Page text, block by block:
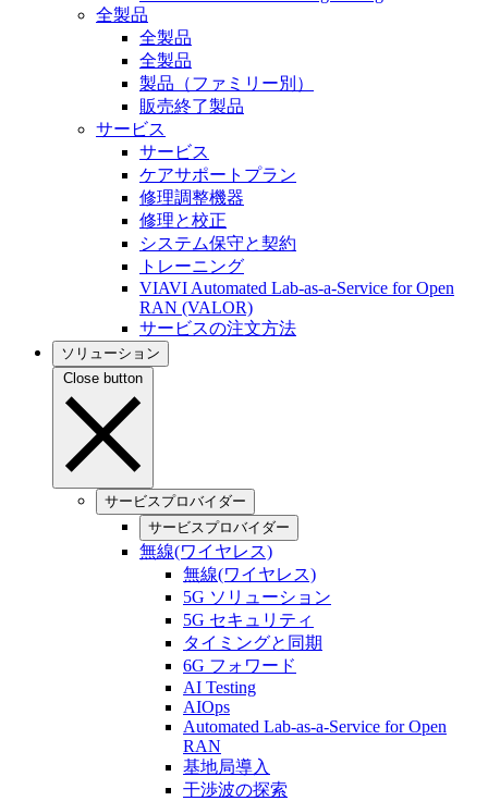
全製品
全製品
全製品
製品（ファミリー別）
販売終了製品
サービス
サービス
ケアサポートプラン
修理調整機器
修理と校正
システム保守と契約
トレーニング
VIAVI Automated Lab-as-a-Service for Open
RAN (VALOR)
サービスの注文方法
ソリューション
Close button
サービスプロバイダー
サービスプロバイダー
無線(ワイヤレス)
無線(ワイヤレス)
5G ソリューション
5G セキュリティ
タイミングと同期
6G フォワード
AI Testing
AIOps
Automated Lab-as-a-Service for Open
RAN
基地局導入
干渉波の探索